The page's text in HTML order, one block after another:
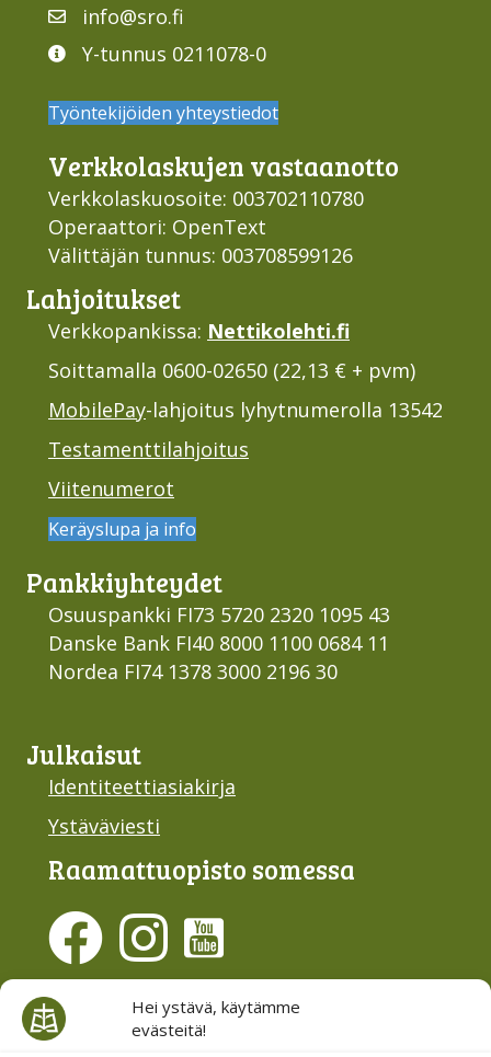
Hei ystävä, käytämme
evästeitä!
info@sro.fi
Y-tunnus 0211078-0
Työntekijöiden yhteystiedot
Verkko­laskujen vastaan­otto
Verkkolaskuosoite: 003702110780
Operaattori: OpenText
Välittäjän tunnus: 003708599126
Lahjoi­tukset
Verkkopankissa: Nettikolehti.fi
Soittamalla 0600-02650 (22,13 € + pvm)
MobilePay-lahjoitus lyhytnumerolla 13542
Testamenttilahjoitus
Viitenumerot
Keräyslupa ja info
Pankki­yhteydet
Osuuspankki FI73 5720 2320 1095 43
Danske Bank FI40 8000 1100 0684 11
Nordea FI74 1378 3000 2196 30
Julkaisut
Identiteettiasiakirja
Ystäväviesti
Raamattu­opisto somessa
Evästesuostumus
Hallinnoi evästeitä